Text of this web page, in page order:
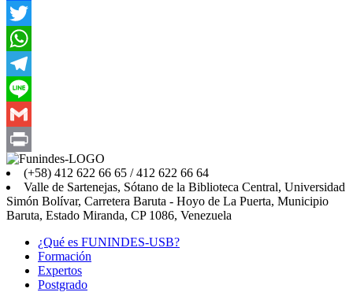
Facebook
Twitter
WhatsApp
Telegram
Line
Gmail
Print
(+58) 412 622 66 65 / 412 622 66 64
Valle de Sartenejas, Sótano de la Biblioteca Central, Universidad
Simón Bolívar, Carretera Baruta - Hoyo de La Puerta, Municipio
Baruta, Estado Miranda, CP 1086, Venezuela
¿Qué es FUNINDES-USB?
Formación
Expertos
Postgrado